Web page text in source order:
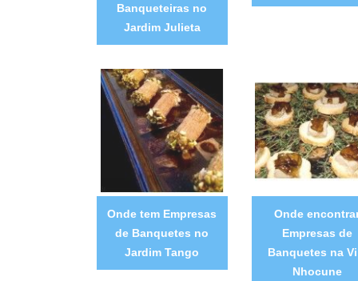
Banqueteiras no
Jardim Julieta
Onde tem Empresas
de Banquetes no
Jardim Tango
Onde
Empresas de
Banquetes na
Nhocune